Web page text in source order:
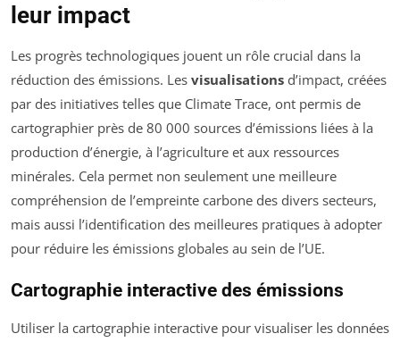
leur impact
Les progrès technologiques jouent un rôle crucial dans la
réduction des émissions. Les visualisations d’impact, créées
par des initiatives telles que Climate Trace, ont permis de
cartographier près de 80 000 sources d’émissions liées à la
production d’énergie, à l’agriculture et aux ressources
minérales. Cela permet non seulement une meilleure
compréhension de l’empreinte carbone des divers secteurs,
mais aussi l’identification des meilleures pratiques à adopter
pour réduire les émissions globales au sein de l’UE.
Cartographie interactive des émissions
Utiliser la cartographie interactive pour visualiser les données